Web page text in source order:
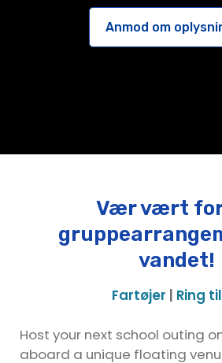
Anmod om
Vær vært
vandet!
Fartøjer | Ring
Host your next school outing
aboard a unique floating